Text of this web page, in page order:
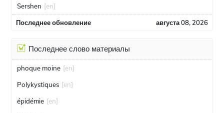
Sershen [en]
Последнее обновление августа 08, 2026
Последнее слово материалы
phoque moine [en]
Polykystiques [en]
épidémie [en]